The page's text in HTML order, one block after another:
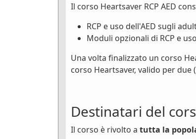
Il corso Heartsaver RCP AED
RCP e uso dell'AED sugli
Moduli opzionali di RCP e
Una volta finalizzato un corso
corso Heartsaver, valido per due
Destinatari del
Il corso è rivolto a tutta la